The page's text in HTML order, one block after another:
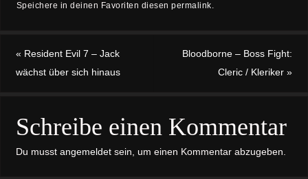
Speichere in deinen Favoriten diesenpermalink.
« Resident Evil 7 – Jack
wächst über sich hinaus
Bloodborne – Boss Fight:
Cleric / Kleriker»
Schreibe einen Kommentar
Du musst angemeldetsein, um einen Kommentar abzugeben.